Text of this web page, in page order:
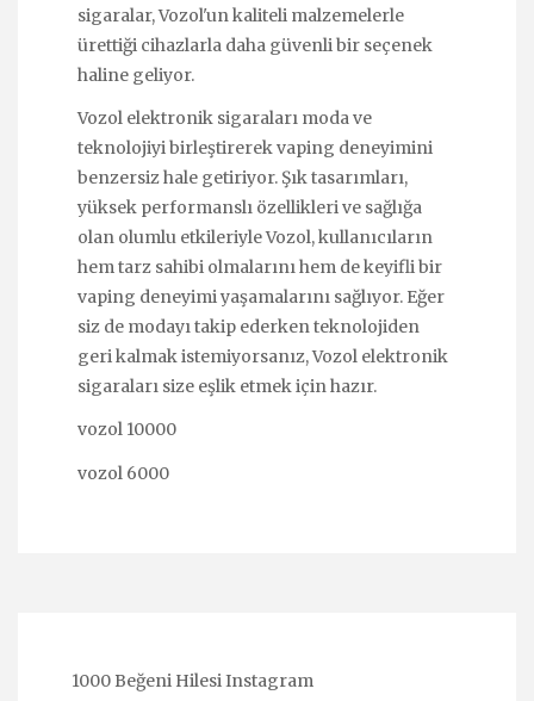
sigaralar, Vozol'un kaliteli malzemelerle
ürettiği cihazlarla daha güvenli bir seçenek
haline geliyor.
Vozol elektronik sigaraları moda ve
teknolojiyi birleştirerek vaping deneyimini
benzersiz hale getiriyor. Şık tasarımları,
yüksek performanslı özellikleri ve sağlığa
olan olumlu etkileriyle Vozol, kullanıcıların
hem tarz sahibi olmalarını hem de keyifli bir
vaping deneyimi yaşamalarını sağlıyor. Eğer
siz de modayı takip ederken teknolojiden
geri kalmak istemiyorsanız, Vozol elektronik
sigaraları size eşlik etmek için hazır.
vozol 10000
vozol 6000
1000 Beğeni Hilesi Instagram